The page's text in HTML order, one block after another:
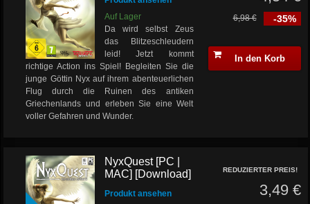
Auf Lager
Da wird selbst Zeus
das Blitzeschleudern
leid! Jetzt kommt
richtige Action ins Spiel! Begleiten Sie die
junge Göttin Nyx auf ihrem abenteuerlichen
Flug durch die Ruinen des antiken
Griechenlands und erleben Sie eine Welt
voller Gefahren und Wunder.
-35%
6,98 €
In den Korb
NyxQuest [PC |
MAC] [Download]
Produkt ansehen
REDUZIERTER PREIS!
3,49 €